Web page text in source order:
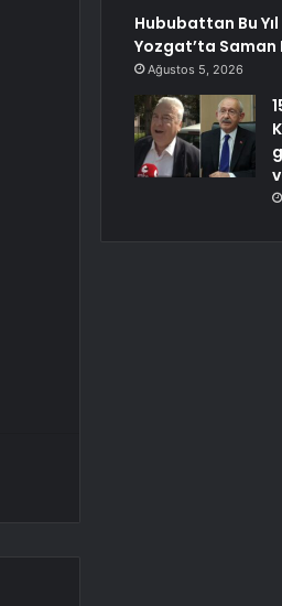
Hububattan Bu
Yozgat’ta Saman
Ağustos 5, 2026